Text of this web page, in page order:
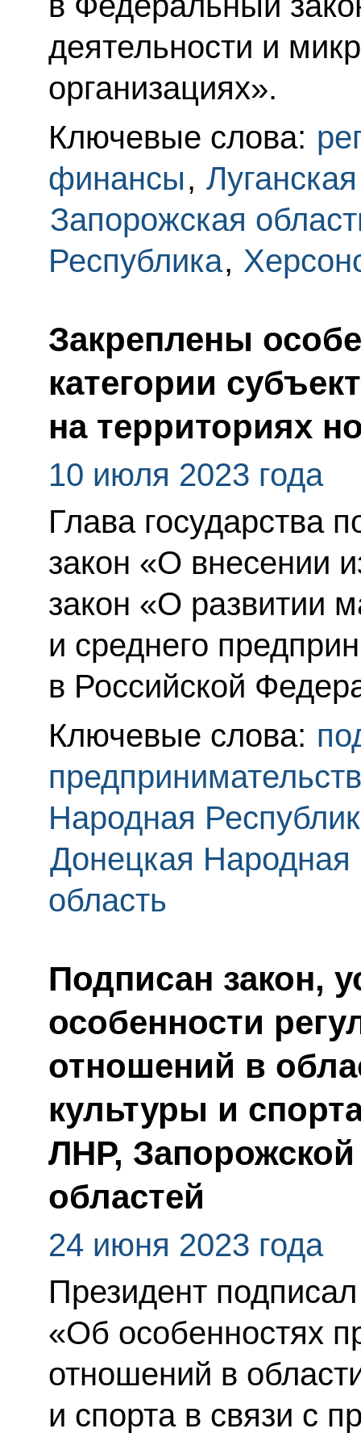
деятельности и
организациях».
Ключевые слова:
финансы,
Запорожская
Республика,
Закреплены
категории
на территориях
10 июля 2023 года
Глава государства
закон «О внесении
закон «О развитии
и среднего
в Российской
Ключевые слова:
Народная
Донецкая Народная
область
Подписан закон,
особенности
отношений в
культуры и
ЛНР,
областей
24 июня 2023 года
Президент
«Об особенностях
отношений в
и спорта в связи с